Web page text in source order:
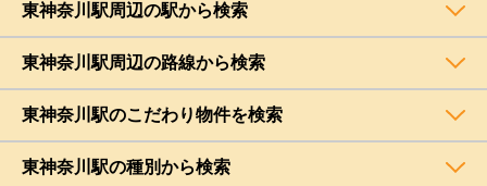
東神奈川駅周辺の駅から検索
東神奈川駅周辺の路線から検索
東神奈川駅のこだわり物件を検索
東神奈川駅の種別から検索